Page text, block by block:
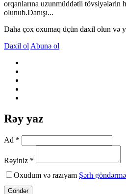
orqanlarına uzunmüddətli tövsiyələrin
olunub.Danışı...
Daha çox oxumaq üçün daxil olun və
Daxil ol Abunə ol
Rəy yaz
Ad *
Rəyiniz *
Oxudum və razıyam Şərh
Göndər